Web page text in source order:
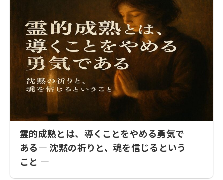
霊的成熟とは、導くことをやめる勇気で
ある― 沈黙の祈りと、魂を信じるという
こと ―